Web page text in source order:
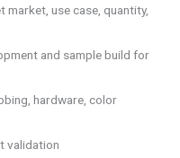
market, use case, quantity,
and sample build for
hardware, color
validation